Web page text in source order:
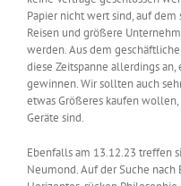
Papier nicht wert sind, auf dem
Reisen und größere
werden. Aus dem
diese Zeitspanne allerdings
gewinnen. Wir sollten auch
etwas Größeres kaufen
Geräte sind.
Ebenfalls am 13.12.23 treffen
Neumond. Auf der Suche